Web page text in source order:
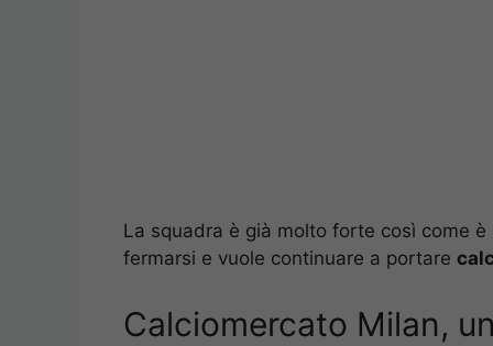
La squadra è già molto forte così come
fermarsi e vuole continuare a portare
Calciomercato Milan,